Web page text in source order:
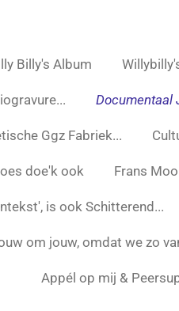
Billy's Album
Documentaal
Ggz Fabriek...
doe'k ook Frans
is ook Schitterend...
om jouw, omdat we zo
Appél op mij &